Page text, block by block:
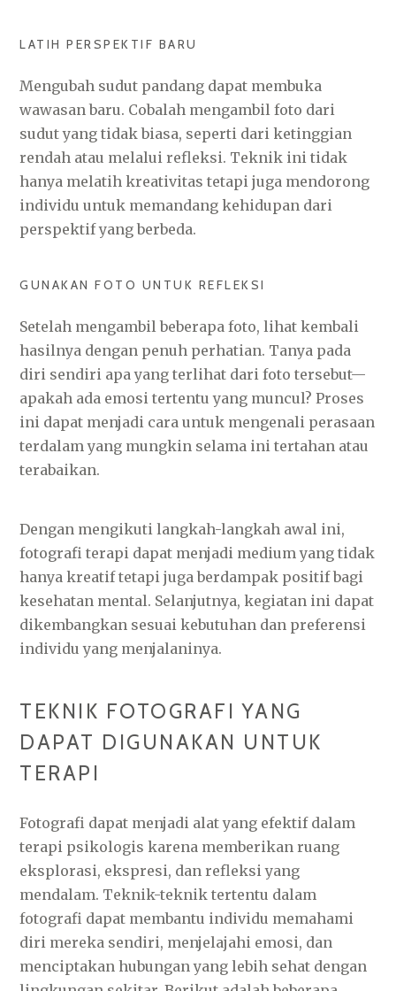
LATIH PERSPEKTIF BARU
Mengubah sudut pandang dapat membuka
wawasan baru. Cobalah mengambil foto dari
sudut yang tidak biasa, seperti dari ketinggian
rendah atau melalui refleksi. Teknik ini tidak
hanya melatih kreativitas tetapi juga mendorong
individu untuk memandang kehidupan dari
perspektif yang berbeda.
GUNAKAN FOTO UNTUK REFLEKSI
Setelah mengambil beberapa foto, lihat kembali
hasilnya dengan penuh perhatian. Tanya pada
diri sendiri apa yang terlihat dari foto tersebut—
apakah ada emosi tertentu yang muncul? Proses
ini dapat menjadi cara untuk mengenali perasaan
terdalam yang mungkin selama ini tertahan atau
terabaikan.
Dengan mengikuti langkah-langkah awal ini,
fotografi terapi dapat menjadi medium yang tidak
hanya kreatif tetapi juga berdampak positif bagi
kesehatan mental. Selanjutnya, kegiatan ini dapat
dikembangkan sesuai kebutuhan dan preferensi
individu yang menjalaninya.
TEKNIK FOTOGRAFI YANG
DAPAT DIGUNAKAN UNTUK
TERAPI
Fotografi dapat menjadi alat yang efektif dalam
terapi psikologis karena memberikan ruang
eksplorasi, ekspresi, dan refleksi yang
mendalam. Teknik-teknik tertentu dalam
fotografi dapat membantu individu memahami
diri mereka sendiri, menjelajahi emosi, dan
menciptakan hubungan yang lebih sehat dengan